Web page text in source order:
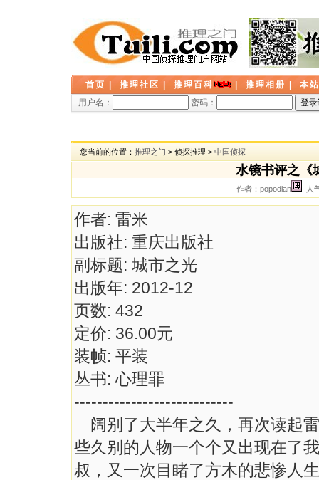
首页 推理社区 推理百科 推理相册
本
用户名：
密码：
您当前的位置： 推理之门 > 侦探推理 > 中国侦探
水镜书评之
作者：popodian 人
作者: 雷米
出版社: 重庆出版社
副标题: 城市之光
出版年: 2012-12
页数: 432
定价: 36.00元
装帧: 平装
丛书: 心理罪
----------------------------
阔别了大半年之久，再次读起
些久别的人物一个个又出现在了
叔，又一次目睹了方木的悲惨人